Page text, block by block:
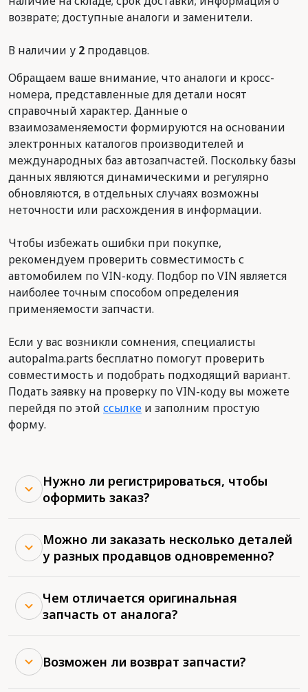
возврате; доступные аналоги и заменители.
В наличии у 2 продавцов.
Обращаем ваше внимание, что аналоги и кросс-
номера, представленные для детали носят
справочный характер. Данные о
взаимозаменяемости формируются на основании
электронных каталогов производителей и
международных баз автозапчастей. Поскольку базы
данных являются динамическими и регулярно
обновляются, в отдельных случаях возможны
неточности или расхождения в информации.
Чтобы избежать ошибки при покупке,
рекомендуем проверить совместимость с
автомобилем по VIN-коду. Подбор по VIN является
наиболее точным способом определения
применяемости запчасти.
Если у вас возникли сомнения, специалисты
autopalma.parts бесплатно помогут проверить
совместимость и подобрать подходящий вариант.
Подать заявку на проверку по VIN-коду вы можете
перейдя по этой ссылке и заполним простую
форму.
Нужно ли регистрироваться, чтобы
оформить заказ?
Можно ли заказать несколько деталей
у разных продавцов одновременно?
Чем отличается оригинальная
запчасть от аналога?
Возможен ли возврат запчасти?